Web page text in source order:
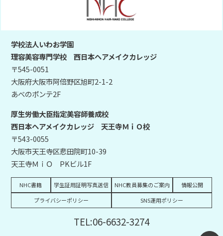
学校法人いわお学園
理容美容専門学校 西日本ヘアメイクカレッジ
〒545-0051
大阪府大阪市阿倍野区旭町2-1-2
あべのポンテ2F
厚生労働大臣指定美容師養成校
西日本ヘアメイクカレッジ 天王寺ＭｉＯ校
〒543-0055
大阪市天王寺区悲田院町10-39
天王寺ＭｉＯ PKビル1F
NHC書籍 学生証用証明写真送信 NHC教員募集のご案内
情報公開
プライバシーポリシー
SNS運用ポリシー
TEL:06-6632-3274